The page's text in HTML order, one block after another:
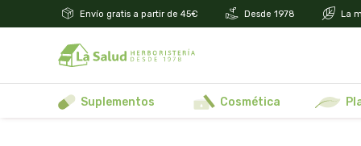
Envío gratis a partir de 45€ Desde 1978 La
suplementos cosmética